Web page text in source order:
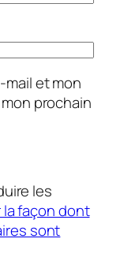
mail et mon
prochain
les
la façon dont
sont